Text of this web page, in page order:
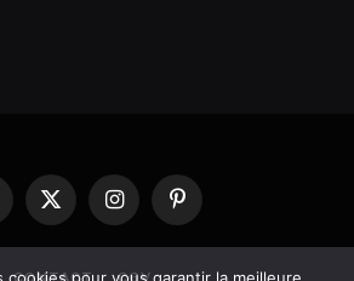
X
InstagramPinterest